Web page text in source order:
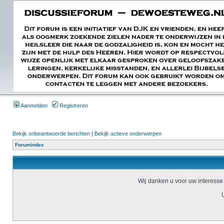
Aanmelden Registreren
Bekijk onbeantwoorde berichten | Bekijk actieve onderwerpen
Forumindex
Wij danken u voor uw